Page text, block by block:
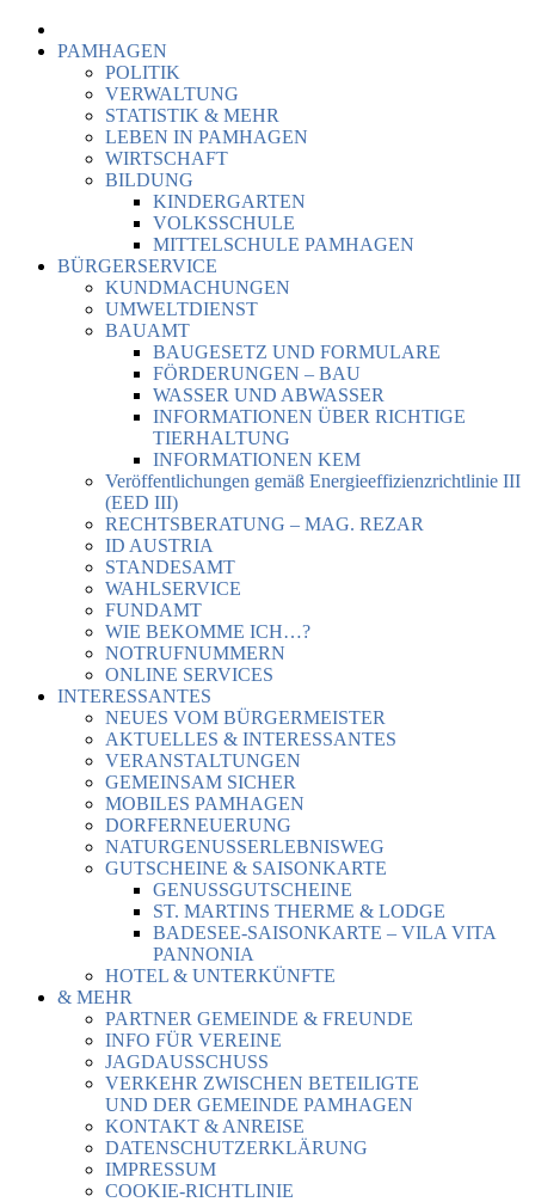
PAMHAGEN
POLITIK
VERWALTUNG
STATISTIK & MEHR
LEBEN IN PAMHAGEN
WIRTSCHAFT
BILDUNG
KINDERGARTEN
VOLKSSCHULE
MITTELSCHULE PAMHAGEN
BÜRGERSERVICE
KUNDMACHUNGEN
UMWELTDIENST
BAUAMT
BAUGESETZ UND FORMULARE
FÖRDERUNGEN – BAU
WASSER UND ABWASSER
INFORMATIONEN ÜBER RICHTIGE
TIERHALTUNG
INFORMATIONEN KEM
Veröffentlichungen gemäß Energieeffizienzrichtlinie III
(EED III)
RECHTSBERATUNG – MAG. REZAR
ID AUSTRIA
STANDESAMT
WAHLSERVICE
FUNDAMT
WIE BEKOMME ICH…?
NOTRUFNUMMERN
ONLINE SERVICES
INTERESSANTES
NEUES VOM BÜRGERMEISTER
AKTUELLES & INTERESSANTES
VERANSTALTUNGEN
GEMEINSAM SICHER
MOBILES PAMHAGEN
DORFERNEUERUNG
NATURGENUSSERLEBNISWEG
GUTSCHEINE & SAISONKARTE
GENUSSGUTSCHEINE
ST. MARTINS THERME & LODGE
BADESEE-SAISONKARTE – VILA VITA
PANNONIA
HOTEL & UNTERKÜNFTE
& MEHR
PARTNER GEMEINDE & FREUNDE
INFO FÜR VEREINE
JAGDAUSSCHUSS
VERKEHR ZWISCHEN BETEILIGTE
UND DER GEMEINDE PAMHAGEN
KONTAKT & ANREISE
DATENSCHUTZERKLÄRUNG
IMPRESSUM
COOKIE-RICHTLINIE